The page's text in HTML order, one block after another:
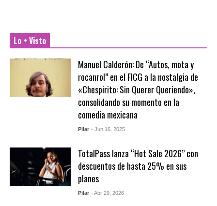
Lo + Visto
Manuel Calderón: De “Autos, mota y
rocanrol” en el FICG a la nostalgia de
«Chespirito: Sin Querer Queriendo»,
consolidando su momento en la
comedia mexicana
Pilar - Jun 16, 2025
TotalPass lanza “Hot Sale 2026” con
descuentos de hasta 25% en sus
planes
Pilar - Abr 29, 2026